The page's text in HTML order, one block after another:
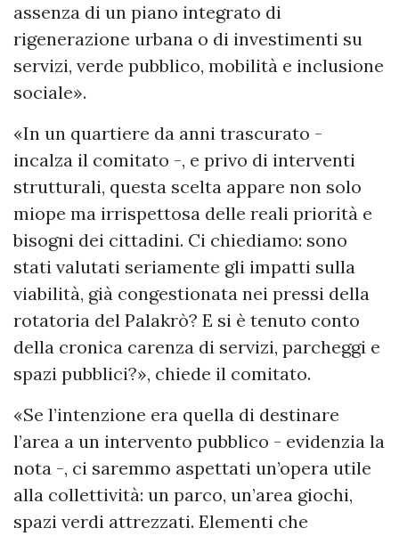
assenza di un piano integrato di
rigenerazione urbana o di investimenti su
servizi, verde pubblico, mobilità e inclusione
sociale».
«In un quartiere da anni trascurato -
incalza il comitato -, e privo di interventi
strutturali, questa scelta appare non solo
miope ma irrispettosa delle reali priorità e
bisogni dei cittadini. Ci chiediamo: sono
stati valutati seriamente gli impatti sulla
viabilità, già congestionata nei pressi della
rotatoria del Palakrò? E si è tenuto conto
della cronica carenza di servizi, parcheggi e
spazi pubblici?», chiede il comitato.
«Se l’intenzione era quella di destinare
l’area a un intervento pubblico - evidenzia la
nota -, ci saremmo aspettati un’opera utile
alla collettività: un parco, un’area giochi,
spazi verdi attrezzati. Elementi che